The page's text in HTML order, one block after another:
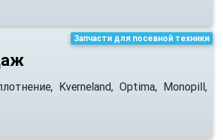
Запчасти для посевной техники
Kverneland, Optima, Monopill,